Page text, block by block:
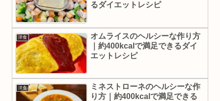
るダイエットレシピ
洋食
オムライスのヘルシーな作り方
｜約400kcalで満足できるダイ
エットレシピ
洋食
ミネストローネのヘルシーな作
り方｜約400kcalで満足できる